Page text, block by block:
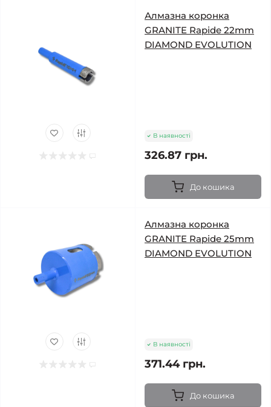
Алмазна коронка
GRANITE Rapide 22mm
DIAMOND EVOLUTION
В наявності
326.87 грн.
До кошика
Алмазна коронка
GRANITE Rapide 25mm
DIAMOND EVOLUTION
В наявності
371.44 грн.
До кошика